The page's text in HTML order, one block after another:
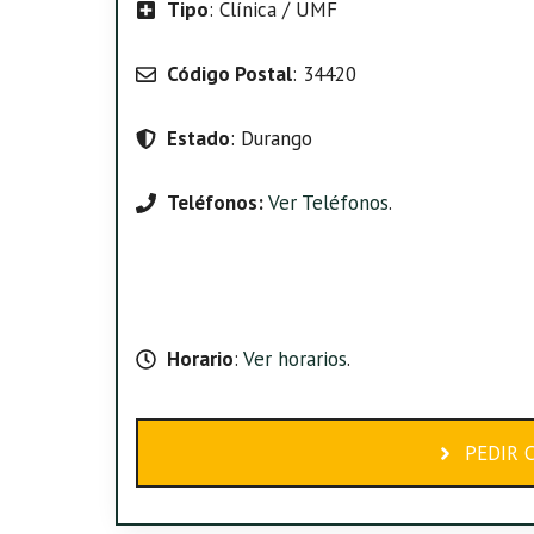
Tipo: Clínica / UMF
Código Postal: 34420
Estado: Durango
Teléfonos:Ver Teléfonos.
Horario: Ver horarios.
PEDIR